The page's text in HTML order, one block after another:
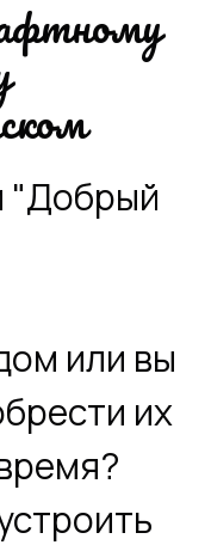
"Добрый
или вы
их